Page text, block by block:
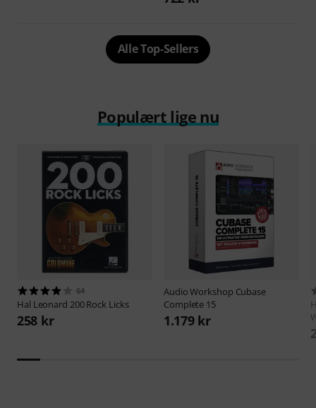
Alle Top-Sellers
Populært lige nu
64
Hal Leonard 200 Rock Licks
258 kr
Audio Workshop Cubase
Complete 15
1.179 kr